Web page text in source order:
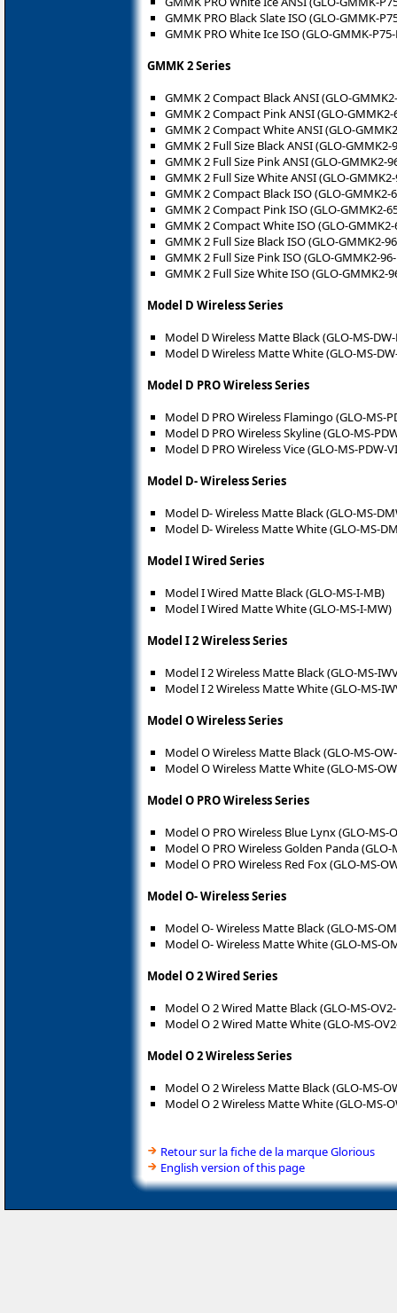
GMMK PRO Black Slate ISO (GLO-GMMK-
GMMK PRO White Ice ISO (GLO-GMMK-P75-
GMMK 2 Series
GMMK 2 Compact Black ANSI (GLO-
GMMK 2 Compact Pink ANSI (GLO-GMMK2-
GMMK 2 Compact White ANSI (GLO-
GMMK 2 Full Size Black ANSI (GLO-GMMK2-
GMMK 2 Full Size Pink ANSI (GLO-GMMK2-
GMMK 2 Full Size White ANSI (GLO-
GMMK 2 Compact Black ISO (GLO-GMMK2-
GMMK 2 Compact Pink ISO (GLO-GMMK2-
GMMK 2 Compact White ISO (GLO-GMMK2-
GMMK 2 Full Size Black ISO (GLO-GMMK2-
GMMK 2 Full Size Pink ISO (GLO-GMMK2-
GMMK 2 Full Size White ISO (GLO-GMMK2-
Model D Wireless Series
Model D Wireless Matte Black (GLO-MS-
Model D Wireless Matte White (GLO-MS-
Model D PRO Wireless Series
Model D PRO Wireless Flamingo (GLO-MS-
Model D PRO Wireless Skyline (GLO-MS-
Model D PRO Wireless Vice (GLO-MS-PDW-
Model D- Wireless Series
Model D- Wireless Matte Black (GLO-MS-
Model D- Wireless Matte White (GLO-MS-
Model I Wired Series
Model I Wired Matte Black (GLO-MS-I-MB)
Model I Wired Matte White (GLO-MS-I-MW)
Model I 2 Wireless Series
Model I 2 Wireless Matte Black (GLO-MS-
Model I 2 Wireless Matte White (GLO-MS-
Model O Wireless Series
Model O Wireless Matte Black (GLO-MS-
Model O Wireless Matte White (GLO-MS-
Model O PRO Wireless Series
Model O PRO Wireless Blue Lynx (GLO-MS-
Model O PRO Wireless Golden Panda (GLO-
Model O PRO Wireless Red Fox (GLO-MS-
Model O- Wireless Series
Model O- Wireless Matte Black (GLO-MS-
Model O- Wireless Matte White (GLO-MS-
Model O 2 Wired Series
Model O 2 Wired Matte Black (GLO-MS-
Model O 2 Wired Matte White (GLO-MS-
Model O 2 Wireless Series
Model O 2 Wireless Matte Black (GLO-MS-
Model O 2 Wireless Matte White (GLO-MS-
Retour sur la fiche de la marque Glorious
English version of this page